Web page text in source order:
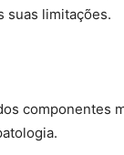
suas limitações.
componentes